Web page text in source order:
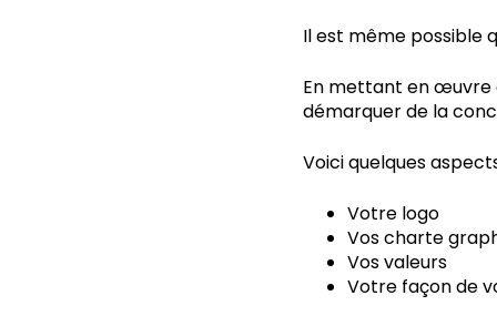
Il est même possible
En mettant en œuvre
démarquer de la
Voici quelques
Votre logo
Vos charte
Vos valeurs
Votre façon de